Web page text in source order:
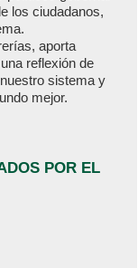
los ciudadanos,
aporta
reflexión de
sistema y
mejor.
POR EL